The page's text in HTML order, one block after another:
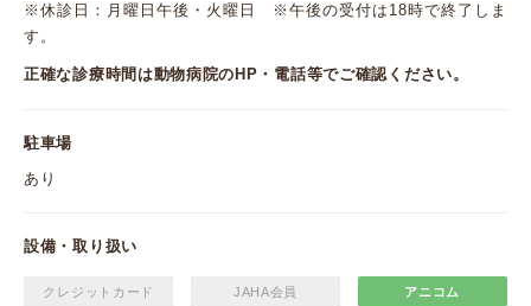
※休診日：月曜日午後・火曜日 ※午後の受付は18時で終了しま
す。
正確な診療時間は動物病院のHP・電話等でご確認ください。
駐車場
あり
設備・取り扱い
クレジットカード JAHA会員 アニコム